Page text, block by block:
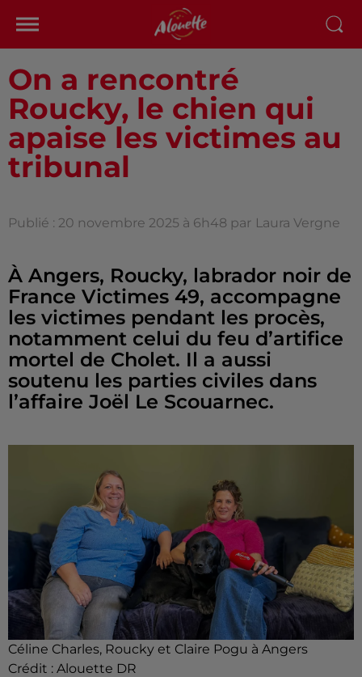
On a rencontré
Roucky, le chien qui
apaise les victimes au
tribunal
Publié : 20 novembre 2025 à 6h48 par Laura Vergne
À Angers, Roucky, labrador noir de
France Victimes 49, accompagne
les victimes pendant les procès,
notamment celui du feu d’artifice
mortel de Cholet. Il a aussi
soutenu les parties civiles dans
l’affaire Joël Le Scouarnec.
Céline Charles, Roucky et Claire Pogu à Angers
Crédit : Alouette DR